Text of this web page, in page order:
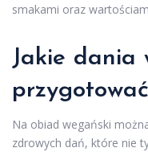
smakami oraz
Jakie dania
Na obiad wegański
zdrowych dań, które nie